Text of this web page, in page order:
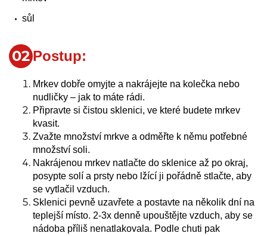
sůl
Postup:
Mrkev dobře omyjte a nakrájejte na kolečka nebo
nudličky – jak to máte rádi.
Připravte si čistou sklenici, ve které budete mrkev
kvasit.
Zvažte množství mrkve a odměřte k němu potřebné
množství soli.
Nakrájenou mrkev natlačte do sklenice až po okraj,
posypte solí a prsty nebo lžící ji pořádně stlačte, aby
se vytlačil vzduch.
Sklenici pevně uzavřete a postavte na několik dní na
teplejší místo. 2-3x denně upouštějte vzduch, aby se
nádoba příliš nenatlakovala. Podle chuti pak